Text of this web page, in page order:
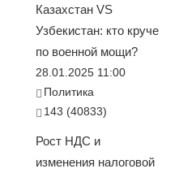
Казахстан VS
Узбекистан: кто круче
по военной мощи?
28.01.2025 11:00
Политика
143 (40833)
Рост НДС и
изменения налоговой